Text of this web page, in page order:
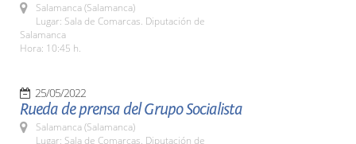
Salamanca (Salamanca)
Lugar: Sala de Comarcas. Diputación de
Salamanca
Hora: 10:45 h.
25/05/2022
Rueda de prensa del Grupo Socialista
Salamanca (Salamanca)
Lugar: Sala de Comarcas. Diputación de